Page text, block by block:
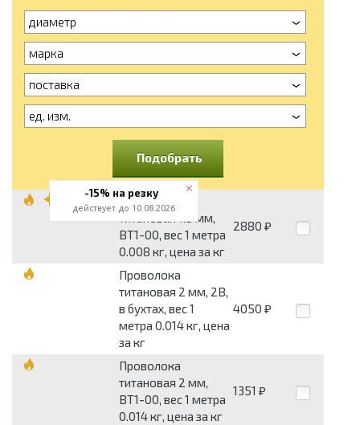
диаметр
марка
поставка
ед. изм.
Подобрать
Проволока
титановая 1.5 мм,
ВТ1-00, вес 1 метра
0.008 кг, цена за кг
2880 ₽
Проволока
титановая 2 мм, 2В,
в бухтах, вес 1
метра 0.014 кг, цена
за кг
4050 ₽
Проволока
титановая 2 мм,
ВТ1-00, вес 1 метра
0.014 кг, цена за кг
1351 ₽
-15% на резку
действует до 10.08.2026